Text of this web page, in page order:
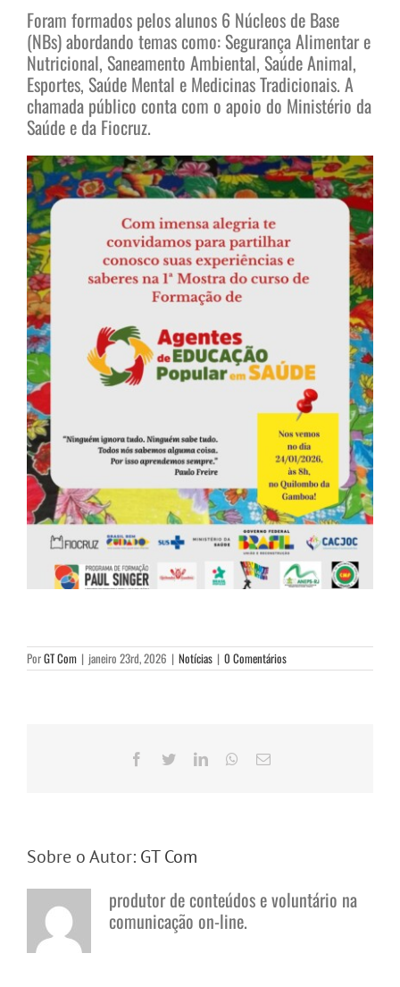
Foram formados pelos alunos 6 Núcleos de Base
(NBs) abordando temas como: Segurança Alimentar e
Nutricional, Saneamento Ambiental, Saúde Animal,
Esportes, Saúde Mental e Medicinas Tradicionais. A
chamada público conta com o apoio do Ministério da
Saúde e da Fiocruz.
PorGT Com | janeiro 23rd, 2026 | Notícias | 0 Comentários
Facebook
TwitterLinkedInWhatsApp
E-
Sobre o Autor: GT Com
produtor de conteúdos e voluntário na
comunicação on-line.